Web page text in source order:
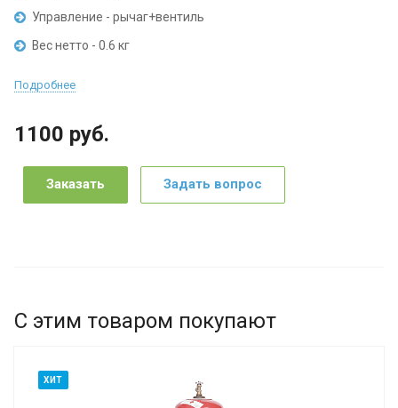
Управление - рычаг+вентиль
Вес нетто - 0.6 кг
Подробнее
1100 руб.
Заказать Задать вопрос
С этим товаром покупают
ХИТ